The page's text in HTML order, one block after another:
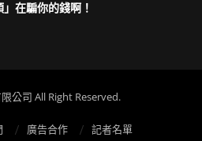
在騙你的錢啊！
公司 All Right Reserved.
廣告合作 記者名單